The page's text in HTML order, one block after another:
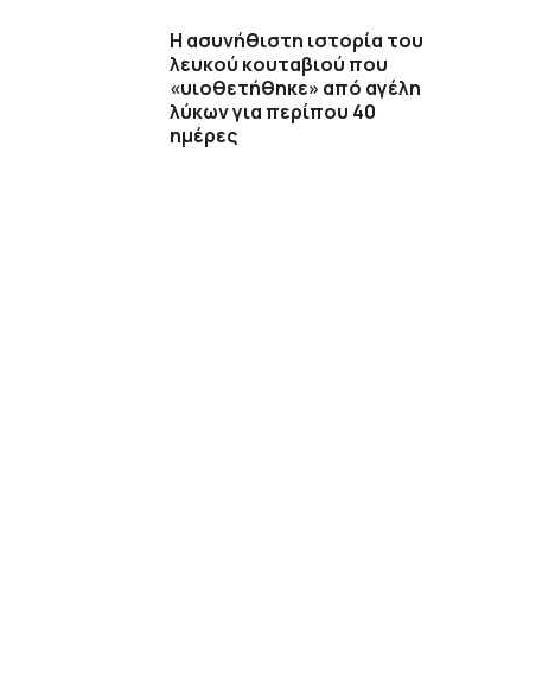
Η ασυνήθιστη ιστορία του
λευκού κουταβιού που
«υιοθετήθηκε» από αγέλη
λύκων για περίπου 40
ημέρες